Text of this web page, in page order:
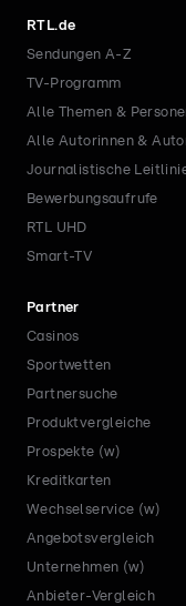
RTL.de
Sendungen A-Z
TV-Programm
Alle Themen &
Alle Autorinnen &
Journalistische
Bewerbungsaufrufe
RTL UHD
Smart-TV
Partner
Casinos
Sportwetten
Partnersuche
Produktvergleiche
Prospekte (w)
Kreditkarten
Wechselservice (w)
Angebotsvergleich
Unternehmen (w)
Anbieter-Vergleich